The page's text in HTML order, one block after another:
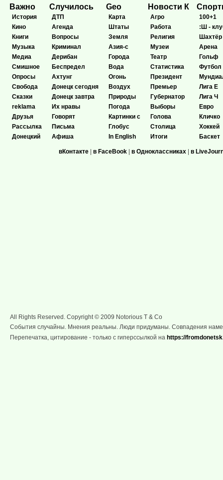
Важно
История
Кино
Книги
Музыка
Медиа
Смишное
Опросы
Свобода
Сказки
reklama
Друзья
Рассылка
Донецкий
Случилось
ДТП
Агенда
Вопросы
Криминал
Дерибан
Беспредел
Ахтунг
Донецк сегодня
Донецк завтра
Их нравы
Говорят
Письма
Афиша
Geo
Карта
Штаты
Земля
Азия-с
Города
Вода
Огонь
Воздух
Природы
Погода
Картинки с
Глобус
In English
Новости К
Агро
Работа
Религия
Музеи
Театр
Статистика
Президент
Премьер
Губернатор
Выборы
Голова
Столица
Итоги
100+1
:Ш -
Шахтёр
Арена
Гольф
Футбол
Лига Е
Лига Ч
Евро
Кличко
Хоккей
Баскет
вКонтакте | в FaceBook | в Одноклассниках | в
All Rights Reserved. Copyright © 2009 Notorious T & Co
События случайны. Мнения реальны. Люди придуманы. Совпадения
Перепечатка, цитирование - только с гиперссылкой на https://